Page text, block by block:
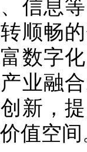
信息
顺畅
数字
业融
新，
值空间